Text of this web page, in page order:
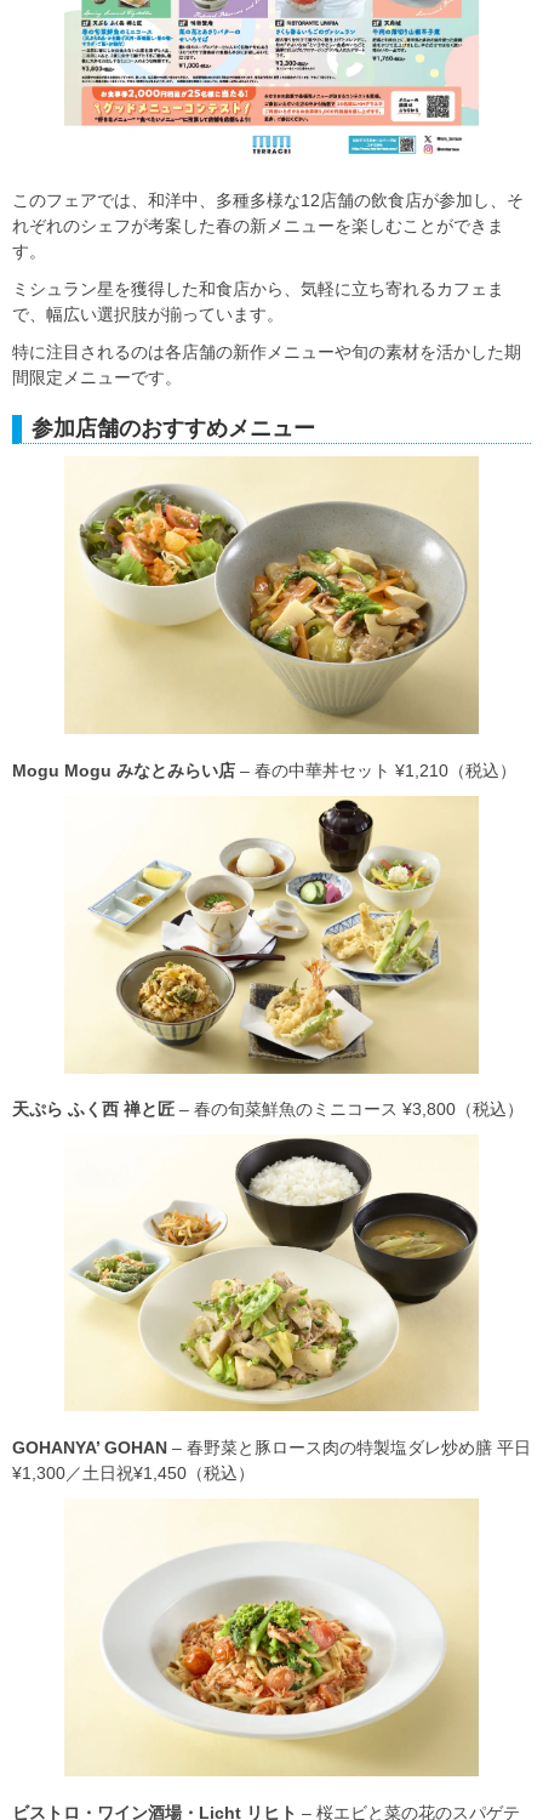
このフェアでは、和洋中、多種多様な12店舗の飲食店が参加し、そ
れぞれのシェフが考案した春の新メニューを楽しむことができま
す。
ミシュラン星を獲得した和食店から、気軽に立ち寄れるカフェま
で、幅広い選択肢が揃っています。
特に注目されるのは各店舗の新作メニューや旬の素材を活かした期
間限定メニューです。
参加店舗のおすすめメニュー
Mogu Mogu みなとみらい店 – 春の中華丼セット ¥1,210（税込）
天ぷら ふく西 禅と匠 – 春の旬菜鮮魚のミニコース ¥3,800（税込）
GOHANYA’ GOHAN – 春野菜と豚ロース肉の特製塩ダレ炒め膳 平日
¥1,300／土日祝¥1,450（税込）
ビストロ・ワイン酒場・Licht リヒト – 桜エビと菜の花のスパゲテ